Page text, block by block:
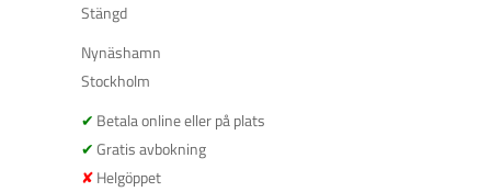
Stängd
Nynäshamn
Stockholm
Betala online eller på plats
Gratis avbokning
Helgöppet